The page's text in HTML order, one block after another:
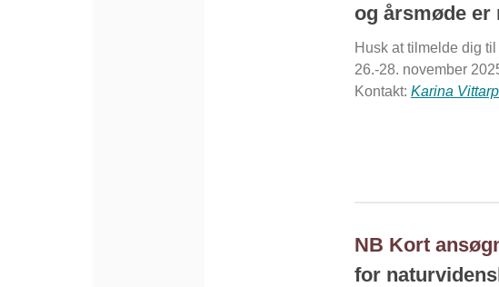
og årsmøde er
Husk at tilmelde dig
26.-28. november
Kontakt: Karina
NB Kort
for